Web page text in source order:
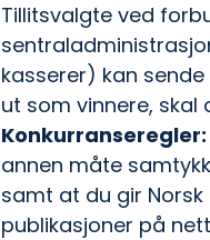
Tillitsvalgte ved
kasserer) kan
ut som vinnere,
Konkurranseregler:
annen måte
samt at du gir
publikasjoner på